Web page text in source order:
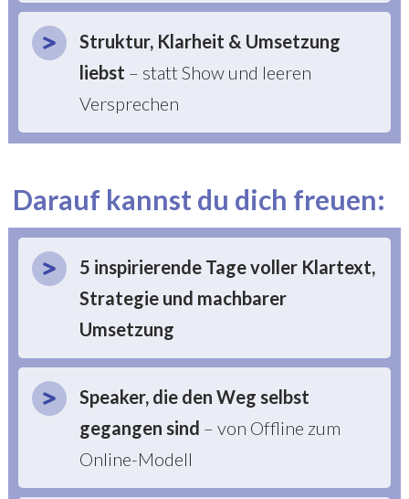
Struktur, Klarheit & Umsetzung
liebst – statt Show und leeren
Versprechen
Darauf kannst du dich freuen:
5 inspirierende Tage voller Klartext,
Strategie und machbarer
Umsetzung
Speaker, die den Weg selbst
gegangen sind – von Offline zum
Online-Modell